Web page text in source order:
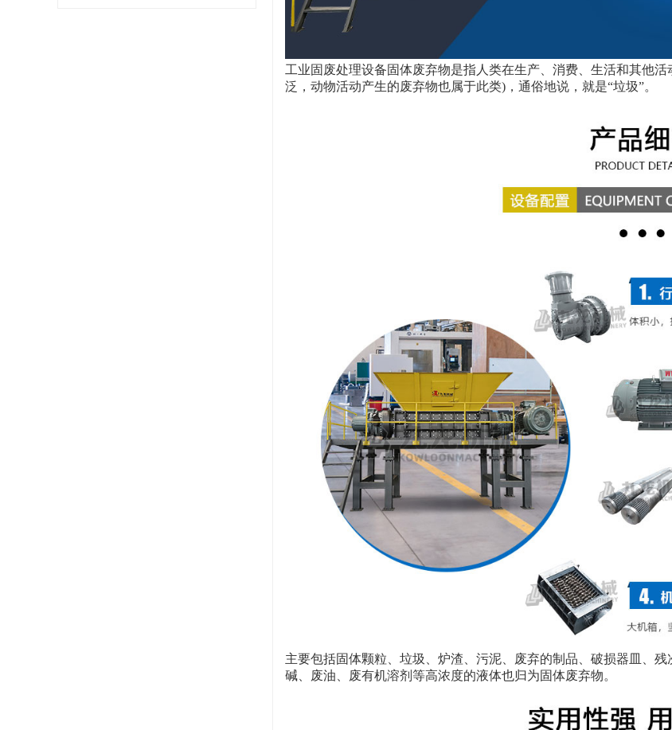
工业固废处理设备固体废弃物是指人类在生产、消费、生活和其他
泛，动物活动产生的废弃物也属于此类)，通俗地说，就是“垃圾”。
主要包括固体颗粒、垃圾、炉渣、污泥、废弃的制品、破损器皿、
碱、废油、废有机溶剂等高浓度的液体也归为固体废弃物。